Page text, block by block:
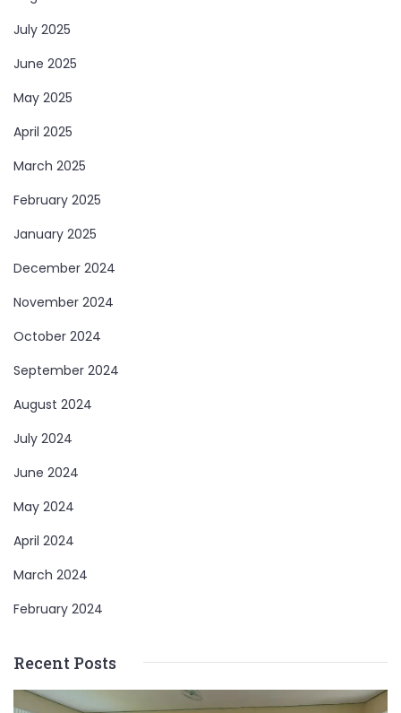
July 2025
June 2025
May 2025
April 2025
March 2025
February 2025
January 2025
December 2024
November 2024
October 2024
September 2024
August 2024
July 2024
June 2024
May 2024
April 2024
March 2024
February 2024
Recent Posts